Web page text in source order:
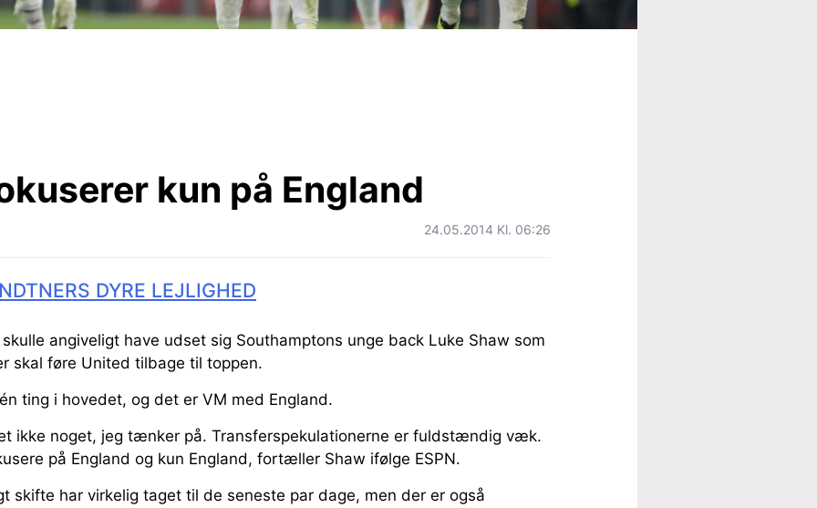
kun på England
24.05.2014 Kl. 06:26
DYRE LEJLIGHED
angiveligt have udset sig Southamptons unge back Luke Shaw som
skal føre United tilbage til toppen.
ting i hovedet, og det er VM med England.
ikke noget, jeg tænker på. Transferspekulationerne er fuldstændig væk.
på England og kun England, fortæller Shaw ifølge ESPN.
skifte har virkelig taget til de seneste par dage, men der er også